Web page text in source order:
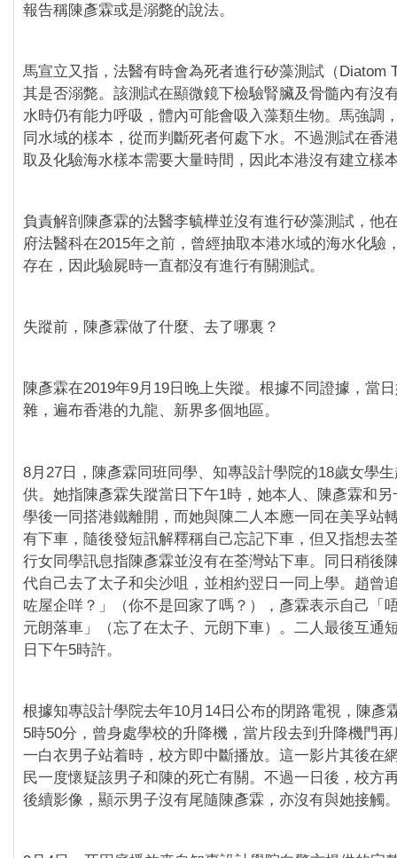
報告稱陳彥霖或是溺斃的說法。
馬宣立又指，法醫有時會為死者進行矽藻測試（Diatom
其是否溺斃。該測試在顯微鏡下檢驗腎臟及骨髓內有沒
水時仍有能力呼吸，體內可能會吸入藻類生物。馬強調
同水域的樣本，從而判斷死者何處下水。不過測試在香
取及化驗海水樣本需要大量時間，因此本港沒有建立樣
負責解剖陳彥霖的法醫李毓樺並沒有進行矽藻測試，他
府法醫科在2015年之前，曾經抽取本港水域的海水化驗
存在，因此驗屍時一直都沒有進行有關測試。
失蹤前，陳彥霖做了什麼、去了哪裏？
陳彥霖在2019年9月19日晚上失蹤。根據不同證據，當
雜，遍布香港的九龍、新界多個地區。
8月27日，陳彥霖同班同學、知專設計學院的18歲女學
供。她指陳彥霖失蹤當日下午1時，她本人、陳彥霖和
學後一同搭港鐵離開，而她與陳二人本應一同在美孚站
有下車，隨後發短訊解釋稱自己忘記下車，但又指想去
行女同學訊息指陳彥霖並沒有在荃灣站下車。同日稍後
代自己去了太子和尖沙咀，並相約翌日一同上學。趙曾
咗屋企咩？」（你不是回家了嗎？），彥霖表示自己「
元朗落車」（忘了在太子、元朗下車）。二人最後互通
日下午5時許。
根據知專設計學院去年10月14日公布的閉路電視，陳彥
5時50分，曾身處學校的升降機，當片段去到升降機門
一白衣男子站着時，校方即中斷播放。這一影片其後在
民一度懷疑該男子和陳的死亡有關。不過一日後，校方
後續影像，顯示男子沒有尾隨陳彥霖，亦沒有與她接觸